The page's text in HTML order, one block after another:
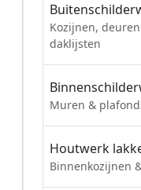
Kozijnen,
daklijsten
Muren &
Houtwerk
Binnenkozijnen